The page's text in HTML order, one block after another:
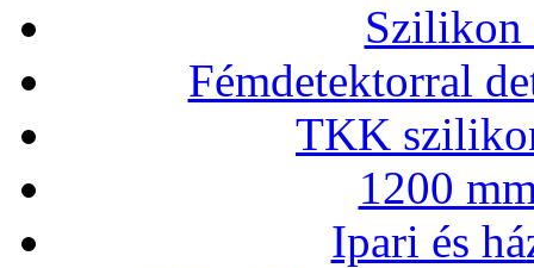
Szilikon
Fémdetektorral
TKK
1200
Ipari és